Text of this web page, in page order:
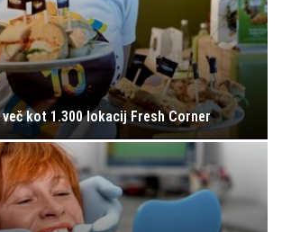
kot 1.300 lokacij Fresh Corner